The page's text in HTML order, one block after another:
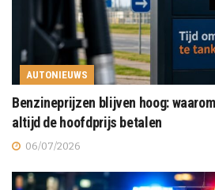
AUTONIEUWS
Benzineprijzen blijven hoog:
altijd de hoofdprijs betalen
06/07/2026